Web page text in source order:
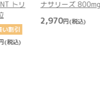
PREMIUM
粒